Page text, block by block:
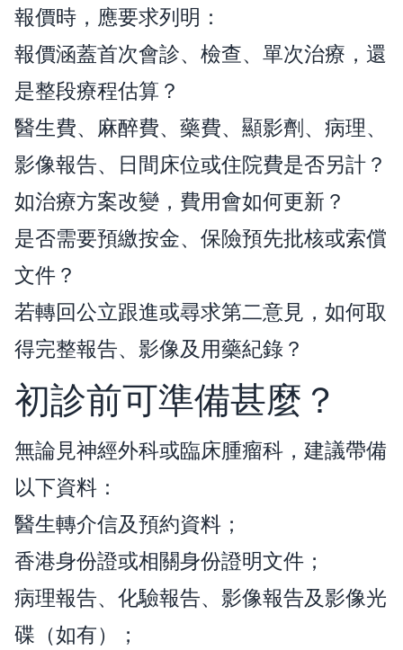
報價時，應要求列明：
報價涵蓋首次會診、檢查、單次治療，還
是整段療程估算？
醫生費、麻醉費、藥費、顯影劑、病理、
影像報告、日間床位或住院費是否另計？
如治療方案改變，費用會如何更新？
是否需要預繳按金、保險預先批核或索償
文件？
若轉回公立跟進或尋求第二意見，如何取
得完整報告、影像及用藥紀錄？
初診前可準備甚麼？
無論見神經外科或臨床腫瘤科，建議帶備
以下資料：
醫生轉介信及預約資料；
香港身份證或相關身份證明文件；
病理報告、化驗報告、影像報告及影像光
碟（如有）；